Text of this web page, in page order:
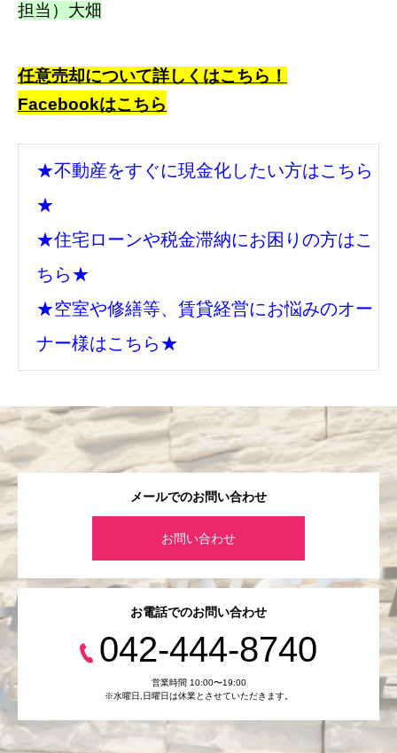
担当）大畑
任意売却について詳しくはこちら！
Facebookはこちら
★不動産をすぐに現金化したい方はこちら
★
★住宅ローンや税金滞納にお困りの方はこ
ちら★
★空室や修繕等、賃貸経営にお悩みのオー
ナー様はこちら★
メールでのお問い合わせ
お問い合わせ
お電話でのお問い合わせ
042-444-8740
営業時間 10:00〜19:00
※水曜日,⽇曜日は休業とさせていただきます。